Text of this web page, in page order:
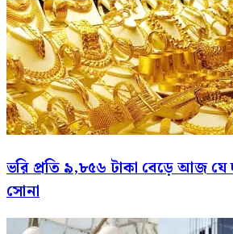
ভরি প্রতি ৯,৮৫৬ টাকা বেড়ে আজ যে
সোনা